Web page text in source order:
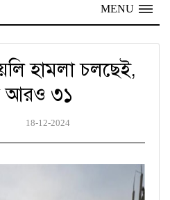
MENU
হামলা চলছেই,
আরও ৩১
18-12-2024